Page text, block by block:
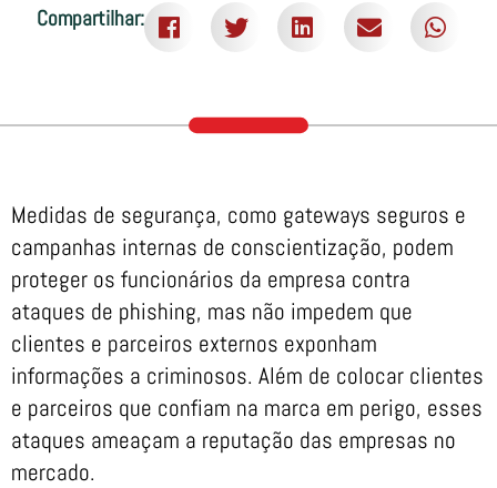
Compartilhar:
Medidas de segurança, como gateways seguros e
campanhas internas de conscientização, podem
proteger os funcionários da empresa contra
ataques de phishing, mas não impedem que
clientes e parceiros externos exponham
informações a criminosos. Além de colocar clientes
e parceiros que confiam na marca em perigo, esses
ataques ameaçam a reputação das empresas no
mercado.